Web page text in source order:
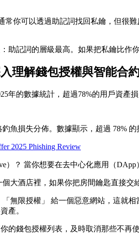
常你可以透過助記詞找回私鑰，但很
：助記詞的層級最高。如果把私鑰比作
理解錢包授權與智能合
年的數據統計，超過78%的用戶資產
魚損失分佈。數據顯示，超過 78%
2025 Phishing Review
） ？ 當你想要在去中心化應用（
個大酒店裡，如果你把房間鑰匙直接
「無限授權」
給一個惡意網站，這就
產。
你的錢包授權列表，及時取消那些不再